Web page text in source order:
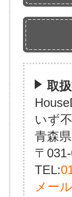
取
いず
青森
〒
TEL:
メー